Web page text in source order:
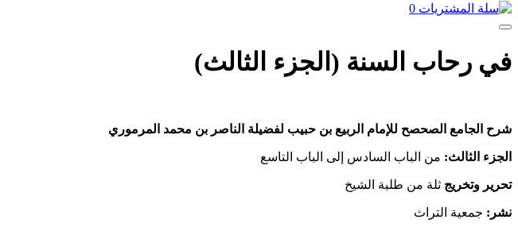
0
في رحاب السنة (الجزء الثالث)
شرح الجامع الصحصح للإمام الربيع بن حبيب لفضيلة الناصر بن محمد المرموري
الجزء الثالث: من الباب السادس إلى الباب التاسع
تحرير وتخريج ثلة من طلبة الشيخ
نشر: جمعية التراث